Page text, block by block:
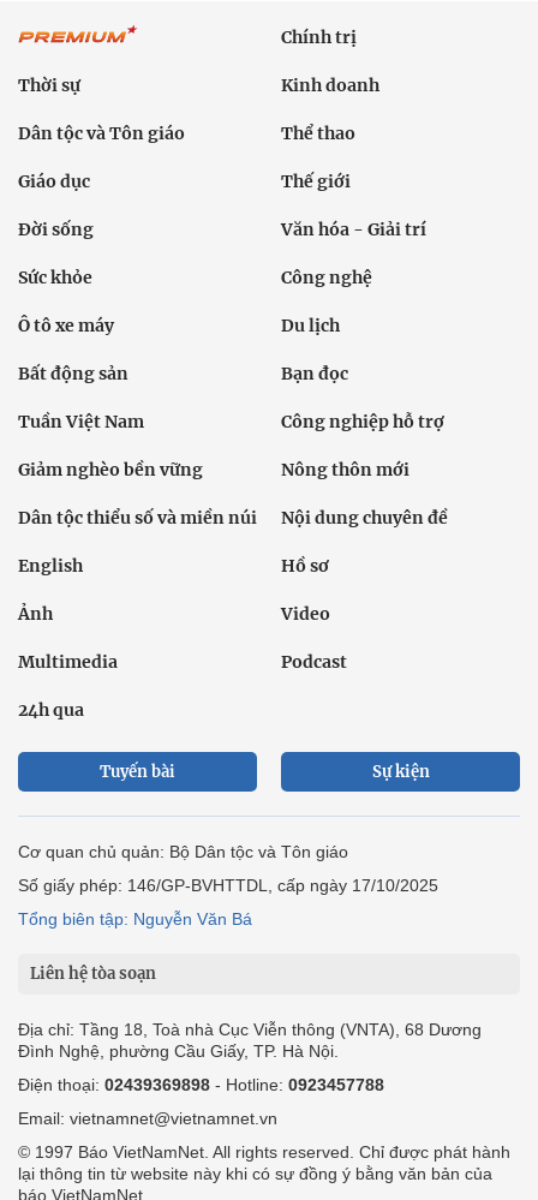
Chính trị
Thời sự Kinh doanh
Dân tộc và Tôn giáo Thể thao
Giáo dục Thế giới
Đời sống Văn hóa - Giải trí
Sức khỏe Công nghệ
Ô tô xe máy Du lịch
Bất động sản Bạn đọc
Tuần Việt Nam Công nghiệp hỗ trợ
Giảm nghèo bền vững Nông thôn mới
Dân tộc thiểu số và miền núi Nội dung chuyên đề
English Hồ sơ
Ảnh Video
Multimedia Podcast
24h qua
Tuyến bài Sự kiện
Cơ quan chủ quản: Bộ Dân tộc và Tôn giáo
Số giấy phép: 146/GP-BVHTTDL, cấp ngày 17/10/2025
Tổng biên tập: Nguyễn Văn Bá
Liên hệ tòa soạn
Địa chỉ: Tầng 18, Toà nhà Cục Viễn thông (VNTA), 68 Dương
Đình Nghệ, phường Cầu Giấy, TP. Hà Nội.
Điện thoại: 02439369898 - Hotline: 0923457788
Email: vietnamnet@vietnamnet.vn
© 1997 Báo VietNamNet. All rights reserved. Chỉ được phát hành
lại thông tin từ website này khi có sự đồng ý bằng văn bản của
báo VietNamNet.